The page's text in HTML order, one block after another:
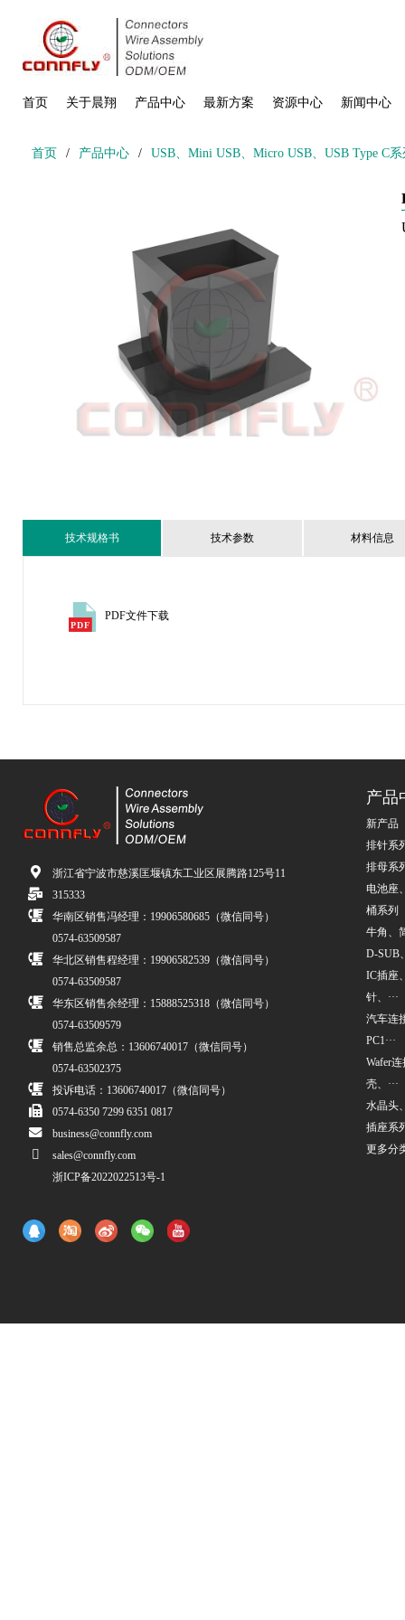
首页 关于晨翔 产品中心 最新方案 资源中心 新闻中心
首页 / 产品中心 / USB、Mini USB、Micro USB、USB Type C系
技术规格书 技术参数 材料信息
PDF文件下载
浙江省宁波市慈溪匡堰镇东工业区展腾路125号11
315333
华南区销售冯经理：19906580685（微信同号）
0574-63509587
华北区销售程经理：19906582539（微信同号）
0574-63509587
华东区销售余经理：15888525318（微信同号）
0574-63509579
销售总监余总：13606740017（微信同号）
0574-63502375
投诉电话：13606740017（微信同号）
0574-6350 7299 6351 0817
business@connfly.com
sales@connfly.com
浙ICP备2022022513号-1
产品
新产品
排针系
排母系
电池座
桶系列
牛角、
D-SUB
IC插座
针、···
汽车连
PC1···
Wafer
壳、···
水晶头
插座系
更多分